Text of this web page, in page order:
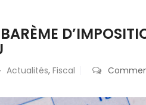
Actualités, Fiscal